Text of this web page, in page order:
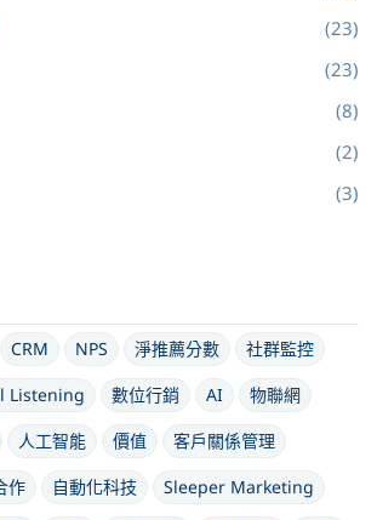
(23)
(23)
(8)
(2)
(3)
CRM NPS 淨推薦分數
社群監控
Listening 數位行銷 AI
物聯網
人工智能 價值
客戶關係管理
作 自動化科技
Sleeper Marketing